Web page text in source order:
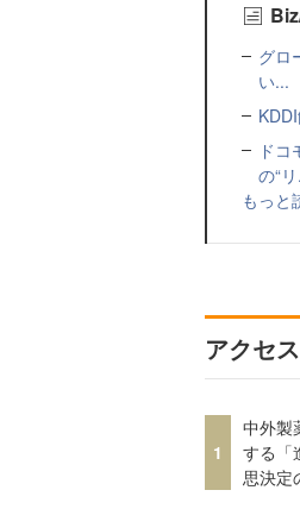
グロ
い...
ド
の“
もっと
アクセ
1
中外製
する「
思決定